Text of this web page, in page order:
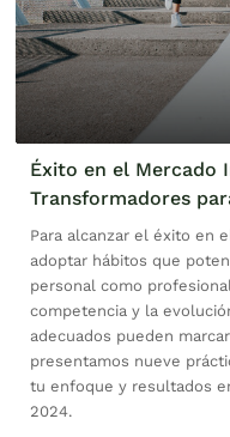
Éxito en el Mercado
Transformadores
Para alcanzar el éxito en
adoptar hábitos que
personal como
competencia y la
adecuados pueden
presentamos nueve
tu enfoque y resultados
2024.